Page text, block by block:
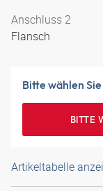
Anschluss 2
Flansch
Bitte wählen
BITTE
Artikeltabelle